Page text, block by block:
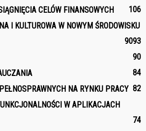
CELÓW FINANSOWYCH
106
I KULTUROWA W NOWYM ŚRODOWISKU
93
90
90
84
NA RYNKU PRACY 82
W APLIKACJACH
74